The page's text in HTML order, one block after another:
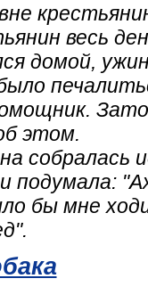
весь
домой,
Зато
этом.
собралась
подумала:
бы мне